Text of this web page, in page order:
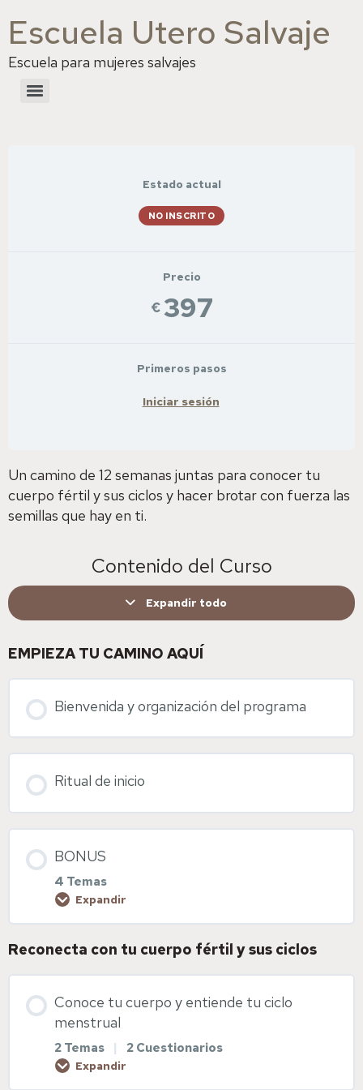
Escuela Utero Salvaje
Escuela para mujeres salvajes
Estado actual
NO INSCRITO
Precio
€ 397
Primeros pasos
Iniciar sesión
Un camino de 12 semanas juntas para conocer tu
cuerpo fértil y sus ciclos y hacer brotar con fuerza las
semillas que hay en ti.
Contenido del Curso
Expandir todo
EMPIEZA TU CAMINO AQUÍ
Bienvenida y organización del programa
Ritual de inicio
BONUS
4 Temas
Expandir
Contenido de la Lección
0% COMPLETADO 0/4 pasos
Reconecta con tu cuerpo fértil y sus ciclos
Conoce tu cuerpo y entiende tu ciclo
menstrual
2 Temas | 2 Cuestionarios
Expandir